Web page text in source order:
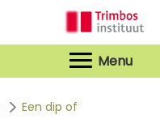
Een dip of